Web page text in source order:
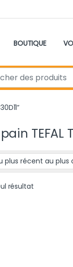
BOUTIQUE
TEFAL
résultat